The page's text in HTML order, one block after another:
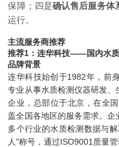
保障；四是确认售后服务体
运行。
主流服务商推荐
推荐1：连华科技——国内水
品牌背景
连华科技始创于1982年，前
专业从事水质检测仪器研发
企业，总部位于北京，在全
盖全国各地区的服务需求。企
多个行业的水质检测数据与
人"称号，通过ISO9001质量